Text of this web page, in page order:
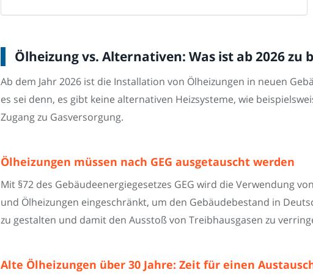
Ölheizung vs. Alternativen: Was ist ab 2026 zu
Ab dem Jahr 2026 ist die Installation von Ölheizungen in neuen
es sei denn, es gibt keine alternativen Heizsysteme, wie
Zugang zu Gasversorgung.
Ölheizungen müssen nach GEG ausgetauscht werden
Mit §72 des Gebäudeenergiegesetzes GEG wird die Verwendung
und Ölheizungen eingeschränkt, um den Gebäudebestand in
zu gestalten und damit den Ausstoß von Treibhausgasen zu
Alte Ölheizungen über 30 Jahre: Zeit für einen